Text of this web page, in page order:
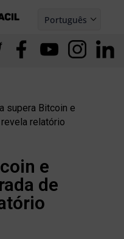
Português
Español
supera Bitcoin e
relatório
e
de